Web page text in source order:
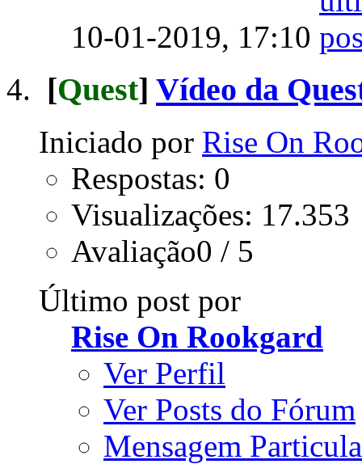
10-01-2019, 17:10
[Quest] Vídeo da
Iniciado por Rise On
Respostas: 0
Visualizações: 17.353
Avaliação0 / 5
Último post por
Rise On Rookgard
Ver Perfil
Ver Posts do Fórum
Mensagem